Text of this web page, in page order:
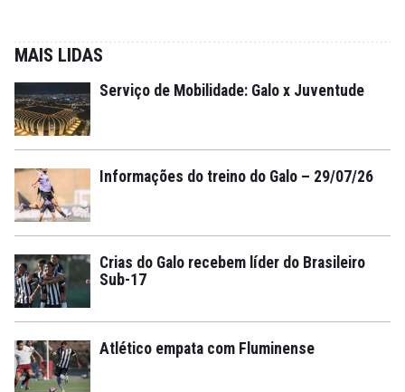
MAIS LIDAS
Serviço de Mobilidade: Galo x Juventude
Informações do treino do Galo – 29/07/26
Crias do Galo recebem líder do Brasileiro
Sub-17
Atlético empata com Fluminense